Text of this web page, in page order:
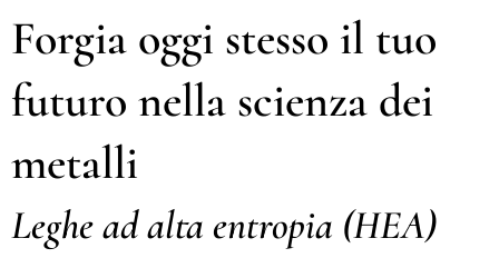
Forgia oggi stesso il tuo
futuro nella scienza dei
metalli
Leghe ad alta entropia (HEA)